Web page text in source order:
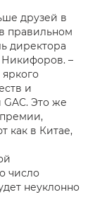
друзей в
правильном
директора
–
и
Это же
как в Китае,
число
неуклонно